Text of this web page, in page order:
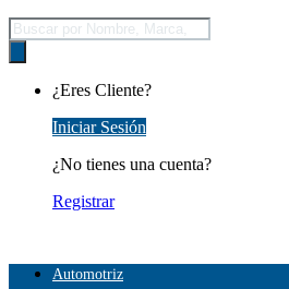
Búsqueda
de
productos
¿Eres Cliente?
Iniciar Sesión
¿No tienes una cuenta?
Registrar
Automotriz